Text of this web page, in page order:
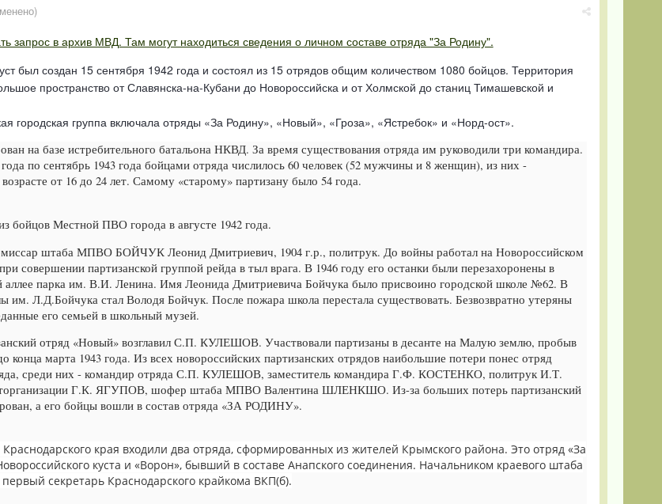
запрос в архив МВД. Там могут находиться сведения о личном составе отряда "За Родину".
был создан 15 сентября 1942 года и состоял из 15 отрядов общим количеством 1080 бойцов. Территория
пространство от Славянска-на-Кубани до Новороссийска и от Холмской до станиц Тимашевской и
городская группа включала отряды «За Родину», «Новый», «Гроза», «Ястребок» и «Норд-ост».
на базе истребительного батальона НКВД. За время существования отряда им руководили три командира.
по сентябрь 1943 года бойцами отряда числилось 60 человек (52 мужчины и 8 женщин), из них -
от 16 до 24 лет. Самому «старому» партизану было 54 года.
Местной ПВО города в августе 1942 года.
штаба МПВО БОЙЧУК Леонид Дмитриевич, 1904 г.р., политрук. До войны работал на Новороссийском
совершении партизанской группой рейда в тыл врага. В 1946 году его останки были перезахоронены в
аллее парка им. В.И. Ленина. Имя Леонида Дмитриевича Бойчука было присвоино городской школе №62. В
им. Л.Д.Бойчука стал Володя Бойчук. После пожара школа перестала существовать. Безвозвратно утеряны
его семьей в школьный музей.
отряд «Новый» возглавил С.П. КУЛЕШОВ. Участвовали партизаны в десанте на Малую землю, пробыв
конца марта 1943 года. Из всех новороссийских партизанских отрядов наибольшие потери понес отряд
среди них - командир отряда С.П. КУЛЕШОВ, заместитель командира Г.Ф. КОСТЕНКО, политрук И.Т.
Г.К. ЯГУПОВ, шофер штаба МПВО Валентина ШЛЕНКШО. Из-за больших потерь партизанский
а его бойцы вошли в состав отряда «ЗА РОДИНУ».
края входили два отряда, сформированных из жителей Крымского района. Это отряд «За
куста и «Ворон», бывший в составе Анапского соединения. Начальником краевого штаба
секретарь Краснодарского крайкома ВКП(б).